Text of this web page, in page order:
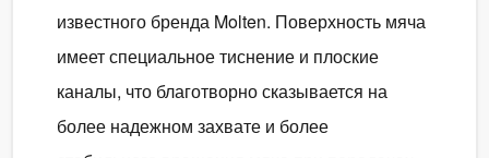
известного бренда Molten. Поверхность мяча
имеет специальное тиснение и плоские
каналы, что благотворно сказывается на
более надежном захвате и более